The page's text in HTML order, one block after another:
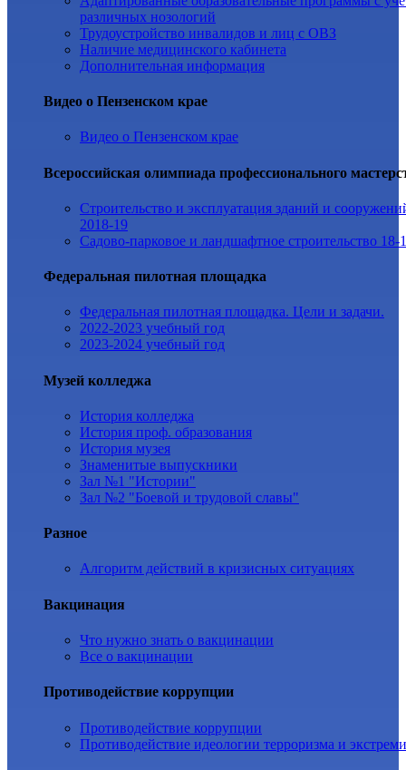
различных нозологий
Трудоустройство инвалидов и лиц с ОВЗ
Наличие медицинского кабинета
Дополнительная информация
Видео о Пензенском крае
Видео о Пензенском крае
Всероссийская олимпиада профессионального
Строительство и эксплуатация зданий и
2018-19
Садово-парковое и ландшафтное строительство 18-
Федеральная пилотная площадка
Федеральная пилотная площадка. Цели и задачи.
2022-2023 учебный год
2023-2024 учебный год
Музей колледжа
История колледжа
История проф. образования
История музея
Знаменитые выпускники
Зал №1 "Истории"
Зал №2 "Боевой и трудовой славы"
Разное
Алгоритм действий в кризисных ситуациях
Вакцинация
Что нужно знать о вакцинации
Все о вакцинации
Противодействие коррупции
Противодействие коррупции
Противодействие идеологии терроризма и